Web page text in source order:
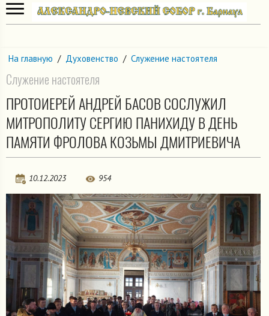
На главную / Духовенство / Служение настоятеля
Служение настоятеля
ПРОТОИЕРЕЙ АНДРЕЙ БАСОВ СОСЛУЖИЛ
МИТРОПОЛИТУ СЕРГИЮ ПАНИХИДУ В ДЕНЬ
ПАМЯТИ ФРОЛОВА КОЗЬМЫ ДМИТРИЕВИЧА
10.12.2023 954